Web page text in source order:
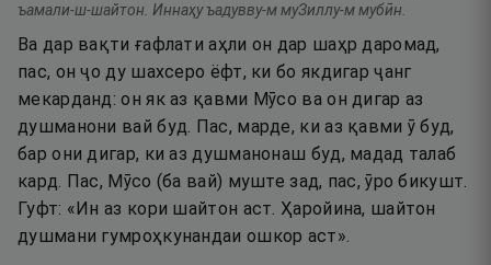
ъамали-ш-шайтон. Иннаҳу ъадувву-м муЗиллу-м мубӣн.
Ва дар вақти ғафлати аҳли он дар шаҳр даромад,
пас, он ҷо ду шахсеро ёфт, ки бо якдигар ҷанг
мекарданд: он як аз қавми Мӯсо ва он дигар аз
душманони вай буд. Пас, марде, ки аз қавми ӯ буд,
бар они дигар, ки аз душманонаш буд, мадад талаб
кард. Пас, Мӯсо (ба вай) муште зад, пас, ӯро бикушт.
Гуфт: «Ин аз кори шайтон аст. Ҳаройина, шайтон
душмани гумроҳкунандаи ошкор аст».